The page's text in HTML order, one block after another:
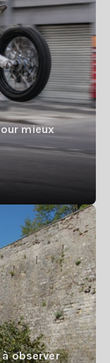
mieux
observer